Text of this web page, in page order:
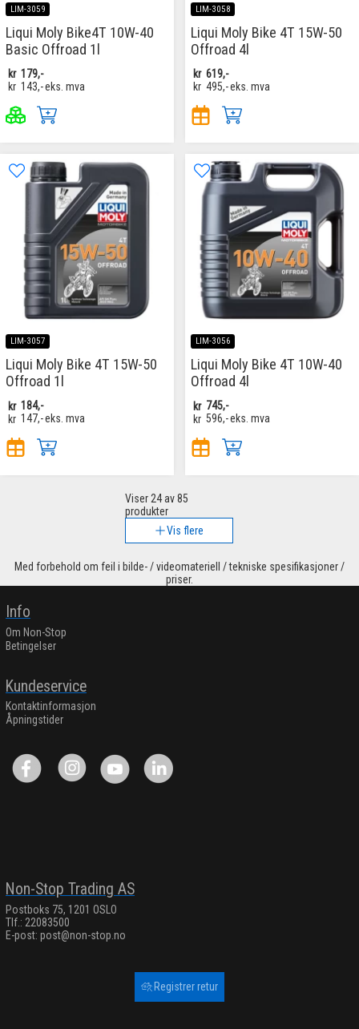
LIM-3059
Liqui Moly Bike4T 10W-40
Basic Offroad 1l
kr 179,-
kr 143,-eks. mva
LIM-3058
Liqui Moly Bike 4T 15W-50
Offroad 4l
kr 619,-
kr 495,-eks. mva
LIM-3057
Liqui Moly Bike 4T 15W-50
Offroad 1l
kr 184,-
kr 147,-eks. mva
LIM-3056
Liqui Moly Bike 4T 10W-40
Offroad 4l
kr 745,-
kr 596,-eks. mva
Viser 24av 85
produkter
Vis flere
Med forbehold om feil i bilde- / videomateriell / tekniske spesifikasjoner /
priser.
Info
Om Non-Stop
Betingelser
Kundeservice
Kontaktinformasjon
Åpningstider
Non-Stop Trading AS
Postboks 75, 1201 OSLO
Tlf.: 22083500
E-post: post@non-stop.no
Registrer retur